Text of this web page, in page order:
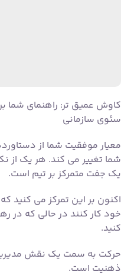
خود کار کنند در حالی که
کنید.
حرکت به سمت یک نقش
ذهنیت است.
کنید.
به جای تلاش های خود، شما بر
اینها برای مدیران جدید سخت